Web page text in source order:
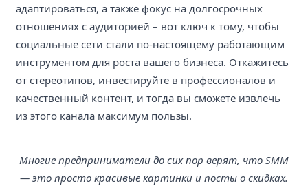
адаптироваться, а также фокус на долгосрочных
отношениях с аудиторией – вот ключ к тому, чтобы
социальные сети стали по-настоящему работающим
инструментом для роста вашего бизнеса. Откажитесь
от стереотипов, инвестируйте в профессионалов и
качественный контент, и тогда вы сможете извлечь
из этого канала максимум пользы.
Многие предприниматели до сих пор верят, что SMM
— это просто красивые картинки и посты о скидках.